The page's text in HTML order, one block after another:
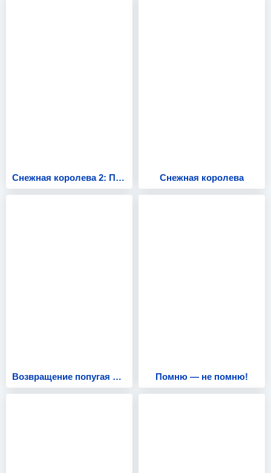
Снежная королева 2: Перезаморозка Снежная королева
Возвращение попугая Кеши Помню — не помню!